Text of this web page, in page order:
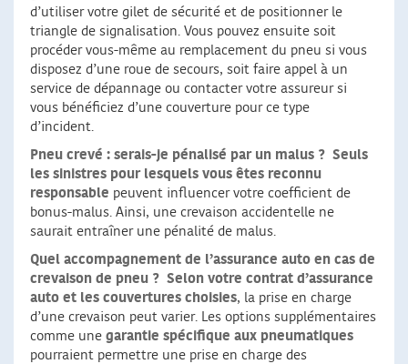
d’utiliser votre gilet de sécurité et de positionner le
triangle de signalisation. Vous pouvez ensuite soit
procéder vous-même au remplacement du pneu si vous
disposez d’une roue de secours, soit faire appel à un
service de dépannage ou contacter votre assureur si
vous bénéficiez d’une couverture pour ce type
d’incident.
Pneu crevé : serais-je pénalisé par un malus ? Seuls
les sinistres pour lesquels vous êtes reconnu
responsable peuvent influencer votre coefficient de
bonus-malus. Ainsi, une crevaison accidentelle ne
saurait entraîner une pénalité de malus.
Quel accompagnement de l’assurance auto en cas de
crevaison de pneu ? Selon votre contrat d’assurance
auto et les couvertures choisies, la prise en charge
d’une crevaison peut varier. Les options supplémentaires
comme une garantie spécifique aux pneumatiques
pourraient permettre une prise en charge des